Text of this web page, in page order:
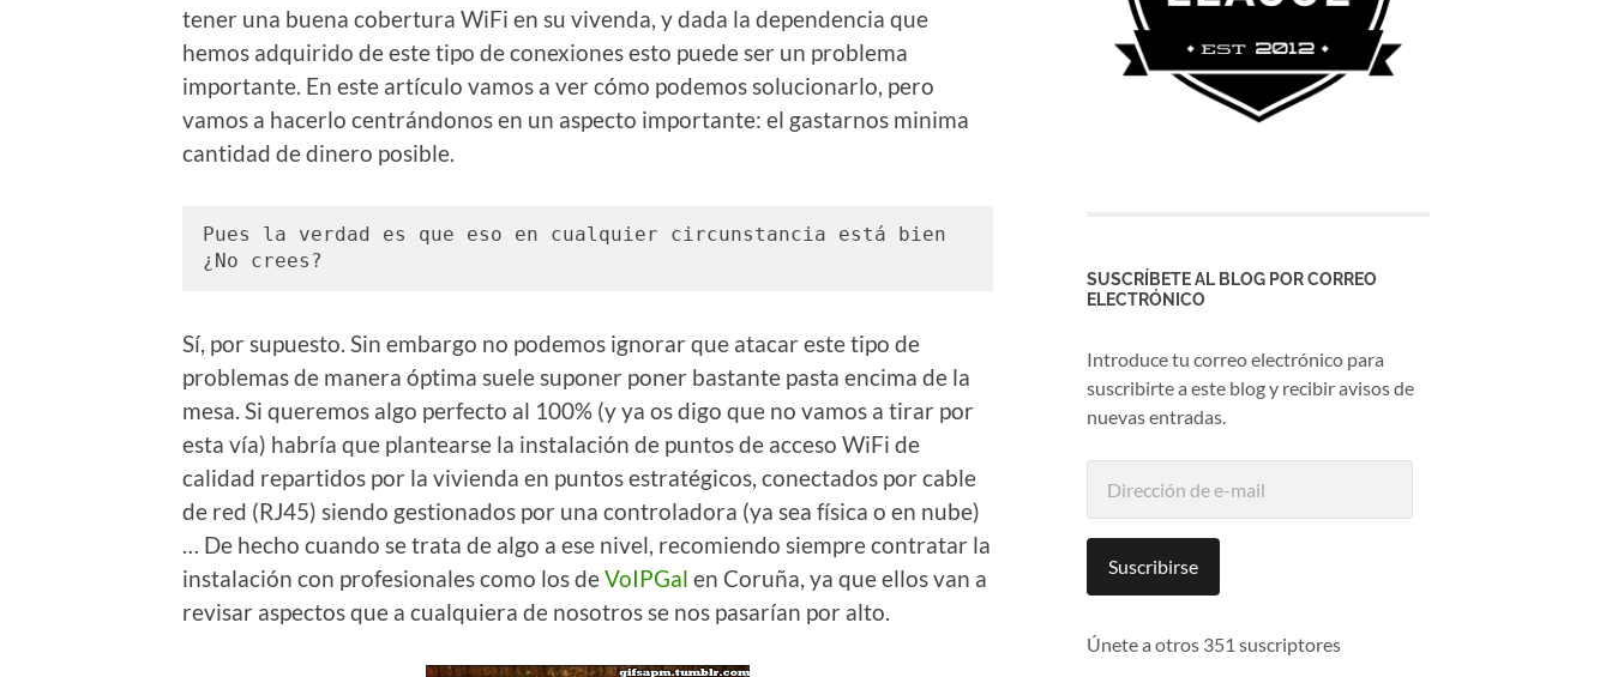
tener una buena cobertura WiFi en su vivenda, y dada la dependencia que
hemos adquirido de este tipo de conexiones esto puede ser un problema
importante. En este artículo vamos a ver cómo podemos solucionarlo, pero
vamos a hacerlo centrándonos en un aspecto importante: el gastarnos minima
cantidad de dinero posible.
Pues la verdad es que eso en cualquier circunstancia está bien
¿No crees?
Sí, por supuesto. Sin embargo no podemos ignorar que atacar este tipo de
problemas de manera óptima suele suponer poner bastante pasta encima de la
mesa. Si queremos algo perfecto al 100% (y ya os digo que no vamos a tirar por
esta vía) habría que plantearse la instalación de puntos de acceso WiFi de
calidad repartidos por la vivienda en puntos estratégicos, conectados por cable
de red (RJ45) siendo gestionados por una controladora (ya sea física o en nube)
… De hecho cuando se trata de algo a ese nivel, recomiendo siempre contratar la
instalación con profesionales como los deVoIPGal en Coruña, ya que ellos van a
revisar aspectos que a cualquiera de nosotros se nos pasarían por alto.
SUSCRÍBETE AL BLOG POR CORREO
ELECTRÓNICO
Introduce tu correo electrónico para
suscribirte a este blog y recibir avisos de
nuevas entradas.
mailSuscribirse
Únete a otros 351 suscriptores